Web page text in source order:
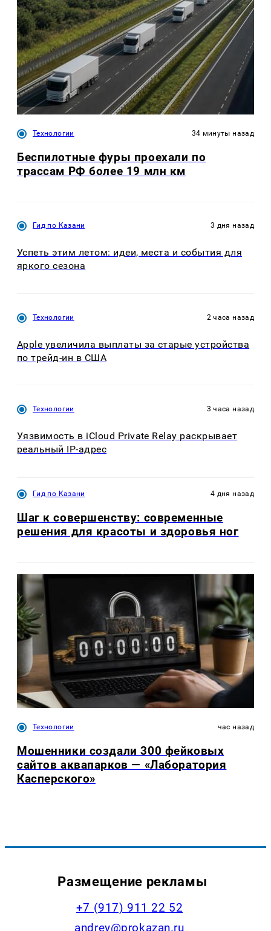
Технологии 34 минуты назад
Беспилотные фуры проехали по
трассам РФ более 19 млн км
Гид по Казани 3 дня назад
Успеть этим летом: идеи, места и события для
яркого сезона
Технологии 2 часа назад
Apple увеличила выплаты за старые устройства
по трейд-ин в США
Технологии 3 часа назад
Уязвимость в iCloud Private Relay раскрывает
реальный IP-адрес
Гид по Казани 4 дня назад
Шаг к совершенству: современные
решения для красоты и здоровья ног
Технологии час назад
Мошенники создали 300 фейковых
сайтов аквапарков — «Лаборатория
Касперского»
Размещение рекламы
+7 (917) 911 22 52
andrey@prokazan.ru